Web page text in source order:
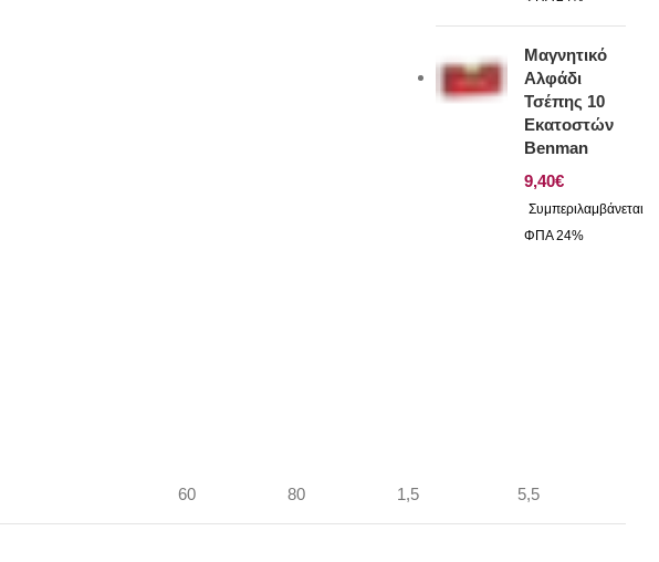
Μαγνητικό
Αλφάδι
Τσέπης 10
Εκατοστών
Benman
€
60 80 1,5 5,5